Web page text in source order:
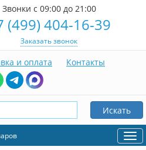
Звонки с 09:00 до 21:00
(499) 404-16-39
Заказать звонок
и оплата Контакты
Искать